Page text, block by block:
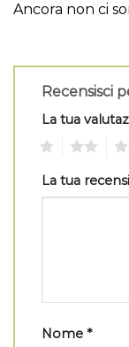
Ancora non ci
Recensisci
La tua
La tua
Nome *